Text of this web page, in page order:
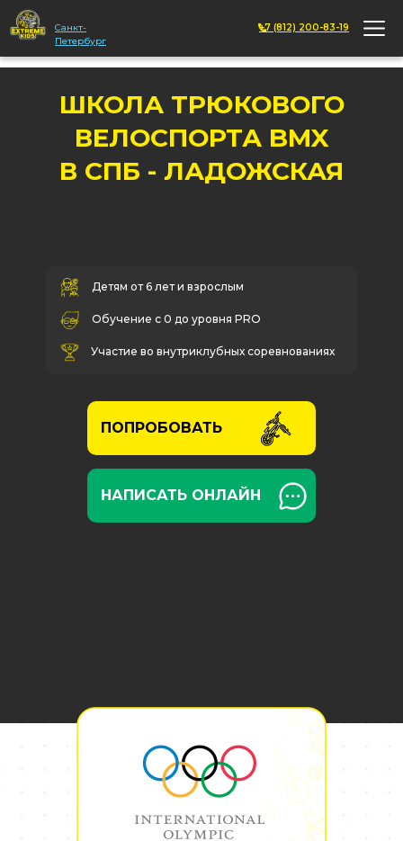
Санкт-
Петербург
+7 (812) 200-83-19
ШКОЛА ТРЮКОВОГО
ВЕЛОСПОРТА BMX
В СПБ - ЛАДОЖСКАЯ
ПОПРОБОВАТЬ
НАПИСАТЬ ОНЛАЙН
Детям от 6 лет и взрослым
Обучение с 0 до уровня PRO
Участие во внутриклубных соревнованиях